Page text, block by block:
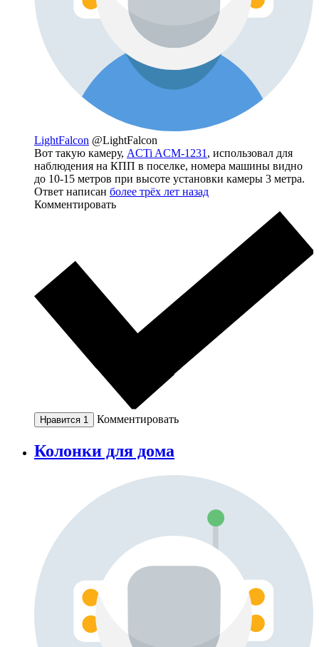
LightFalcon @LightFalcon
Вот такую камеру, ACTi ACM-1231 , использовал для
наблюдения на КПП в поселке, номера машины видно
до 10-15 метров при высоте установки камеры 3 метра.
Ответ написан более трёх лет назад
Комментировать
Нравится 1 Комментировать
Колонки для дома